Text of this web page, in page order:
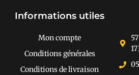
Informations utiles
Mon compte
Conditions générales
Conditions de livraison